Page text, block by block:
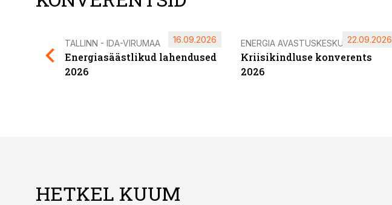
TALLINN - IDA-VIRUMAA
Energiasäästlikud lahendused
2026
16.09.2026 ENERGIA AVASTUSKESKUS
Kriisikindluse konverents
2026
22.09.2026
HETKEL KUUM